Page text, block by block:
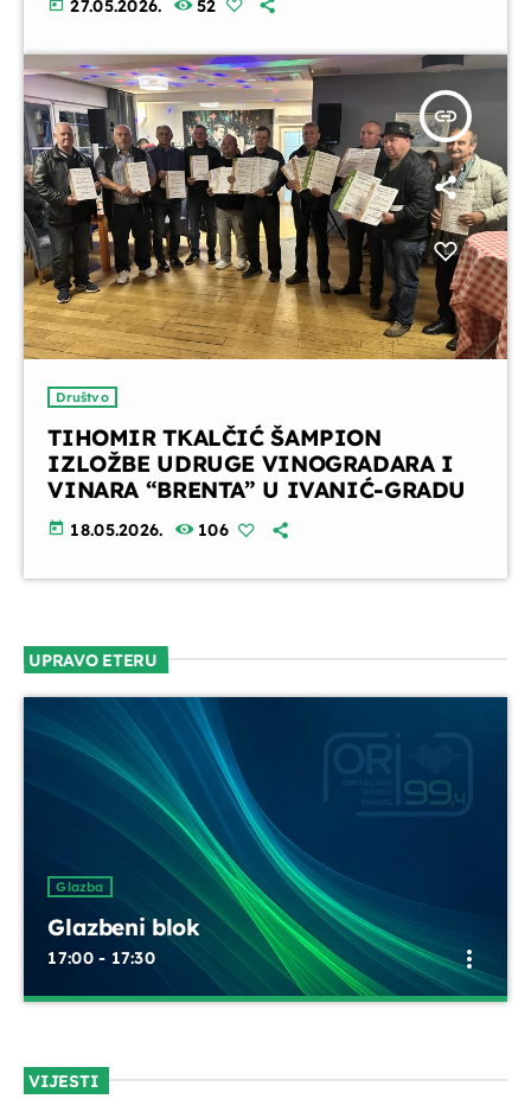
today 27.05.2026. 52
insert_link
Društvo
TIHOMIR TKALČIĆ ŠAMPION
IZLOŽBE UDRUGE VINOGRADARA I
VINARA “BRENTA” U IVANIĆ-GRADU
today 18.05.2026. 106
UPRAVO ETERU
Glazba
Glazbeni blok
17:00 - 17:30 more_vert
Blok dobre glazbe donosi lagane ritmove, domaće i strane
VIJESTI